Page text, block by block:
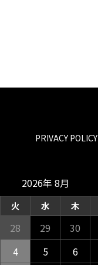
PRIVACY POLICY
2026年 8月
火 水 木
28 29 30
4 5 6